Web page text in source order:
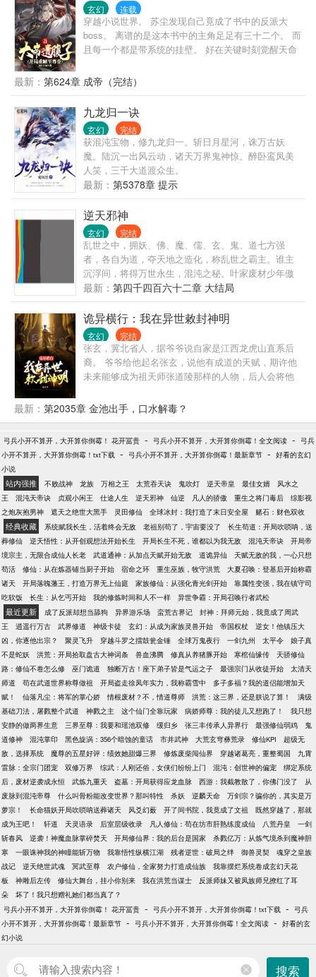
玄幻 连载
穿越小说世界。 苏尘发现自己竟成了书中的反派大
boss。 离谱的是这本书中的主角足足有三十二个。 而
且每一个都是带系统的挂壁。 好在关键时刻觉醒天命
长河之外，身后诸天星辰环绕，万千神魔膜拜。 融万
法，踏天骄，登帝位！ 主角？ 那只是我成长路上的踏
脚石罢了！
最新： 第624章 成帝（完结）
九龙归一诀
玄幻 完结
获混沌宝物，修九龙归一。斩日月星河，诛万古妖
魔。陆沉一出风云动，诸天万界鬼神惊。醉卧鸾凤美
人笑，三千大道渡众生。
最新： 第5378章 提示
逆天邪神
玄幻 完结
乱世之中，拥妖、佛、魔、儒、玄、鬼、道七方强
者，各自为道，夺天地之造化，称乱世之霸主。谁主
沉浮间，将得万世永生，混沌之秘。叶家废材少年傲
然崛起，平定四方，追求极致天道，终成大统。“邪神
一怒，天地无极，乾坤逆转，饶你冠绝天下也难抵我
一击之威！”
最新： 第四千四百六十二章 大结局
诡异横行：我在异世敕封神明
玄幻 完结
张玄，冀北省人，据爷爷说自家是江西龙虎山直系后
裔。 爷爷给他起名张玄，说他有成道的天赋，期许他
未来能够成为祖天师张道陵那样的人物，后人会将他
爷过世后不久，一天早上一睁眼，整个世界都变了。
这是一个什么样的世界啊？诡异横行，妖魔乱世，人
这样一个乱世，张玄该怎么活下去呢？ 开局继承了一
家灵塑店，他发现自己雕刻前世的神像就可以获得天
重塑世界秩序，还天地以朗朗乾坤！
最新： 第2035章 金池出手，口水解毒？
弓兵小开不算开，大开算你倒霉！ 花开冨贵 - 弓兵小开不算开，大开算你倒霉！全文阅读 -
弓兵
小开不算开，大开算你倒霉！txt下载 - 弓兵小开不算开，大开算你倒霉！最新章节 - 好看的玄幻
小说
站内强推 不败战神 龙族 万相之王 太荒吞天诀 鬼吹灯 逆天帝皇 最佳女婿
风水之
王
混沌天帝诀 贞观小闲王 仕途人生 逆天邪神 仙逆 凡人的骄傲 重生之将门毒后
综影视
之炮灰抱男神
遮天之绝世大黑手 灵田修仙 全球冰封：我打造了末日安全屋 赌石：财色双收
经典收藏 系统赋我长生，活着终会无敌 老祖别苟了，宇宙要没了
长生苟道：开局吹唢呐，送
葬修仙
逆天悟性：从开创观想法开始长生 开局长生不死，谁都以为我无敌 混沌天帝诀
开局帝
境宗主，无限合成仙人长老
武道通神：从加点天赋开始无敌 道诡异仙
天赋无敌的我，一心只想
苟活
修仙：从在炼器铺当厨子开始 宿命之环 重生巫族，牧守洪荒
大夏召唤：登基后开始称霸
诸天
开局落魄藩王，打造万界无上仙庭 家族修仙：从强化青光剑开始
靠属性变强，我在镇守司
吃软饭
长生：从乞丐开始 我的修炼时间和人不一样 异世争霸：开局召唤行者武松
最近更新 成了反派却想当舔狗 异界游乐场 蛮荒古界记
封神：拜师元始，我竟成了周武
王
逍遥行万古 武界修道 神级卡徒 玄幻：从成为家族灵兽开始 帝国权杖
逆女！他镇压大
凶，你逐他出宗？
聚灵飞升 穿越斗罗之擂鼓瓮金锤 全球万鬼夜行 一剑九州 太平令
娘子真
不是蛇妖
洪荒：开局拾取盘古大神词条 兽血沸腾 修真从养猪豚开始 寒棺仙缘传
天骄修仙
路：修仙不卷怎么修
巫门诡道 独断万古！座下弟子皆是气运之子 最强宗门从收徒开始
太清天
师道
苟在武道世界称尊做祖 开局盗走徐凤年实力，我称霸雪中
多子多福？我的道侣能增加天
赋！
仙落凡尘：将军的掌心娇 情根废材？不，情道尊师 洪荒：这三界，还是朕说了算！
满级
基础刀法，屠戮整个武道
神戮之主 这个仙门全靠玩家 病娇师尊：我的徒儿又想跑了！
我只想
安静的做两界生意
三界至尊：我要和瑶池双修 缓归乡 张三丰传承人异界行 最强修仙弱鸡
鬼
道修神
混沌掌印 黑色旋涡：356个暗蚀的童话 市井武神 大荒玄穹彝荒录 修仙KPI
超级无
敌，选择系统
魔尊的五星好评：绩效她甜爆三界 修炼废柴闯仙界 穿越诸葛亮，重整蜀国
九霄
雷脉：全宗门团宠
双修万界 综武：人刚还俗，女侠们纷纷上门 混沌：创世神的偏宠
绑定系统
后，废材逆袭成永恒
武炼九重天 盗墓：开局获得应龙血脉 西游：我截教散了，你佛门没了
从
废脉到混沌帝尊
什么叫骨粉能改变世界？那叫特性 杀妖 逆麟天命
万剑宗？骗你的，其实是万
萝宗！
长命猫妖开局吹唢呐送葬诸天 风爻幻薮 开了间书院，我竟成了文祖
既然穿越了，那就
成为王吧！
轩道 天灵语录 后室层级收录 凡人修仙：苟在坊市肝熟练度成仙 八荒丹皇
一剑
斩春风
逆袭！神魔血脉掌碎焚天 开局修仙界：我的后台是国家
杀戮亿万：从炼气境杀到魔神胆
寒
一眼诛神我的神瞳能斩万物 我靠悟性纵横江湖 残者逆世：破局之绊 御兽灵契
魂穿之皇族
战记
逆天绝世武魂 冥武至尊 农户修仙，全家努力打造成仙族
我靠摆烂系统卷成玄幻天花
板
神雕后左传 修仙大舞台，挂小你别来 我在洪荒当谋士
反派师妹又被凤族师兄撩红了耳
朵
坏了！我只想赠礼她们都当真了？
弓兵小开不算开，大开算你倒霉！ 花开冨贵 - 弓兵小开不算开，大开算你倒霉！txt下载 -
弓兵
小开不算开，大开算你倒霉！最新章节 - 弓兵小开不算开，大开算你倒霉！全文阅读 - 好看的玄
幻小说
搜索